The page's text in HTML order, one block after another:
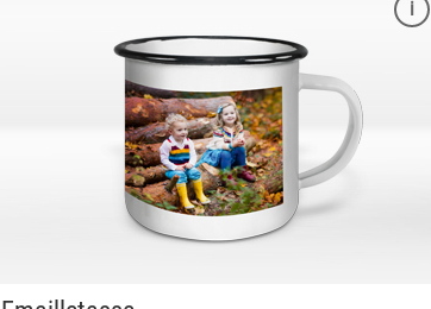
Größe: 6,2 cm hoch
Durchmesser: 5,6 cm
Material: Porzellan, Black Orca
Spülmaschinengeeignet
Bedruckbare Fläche: max. 3,6 x 13 cm
Fassungsvermögen: ca. 100ml
versandfertig in 2-5 Tagen